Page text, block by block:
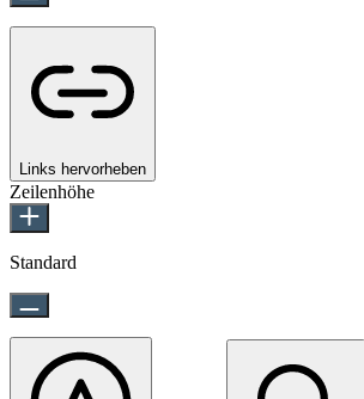
Links hervorheben
Zeilenhöhe
Standard